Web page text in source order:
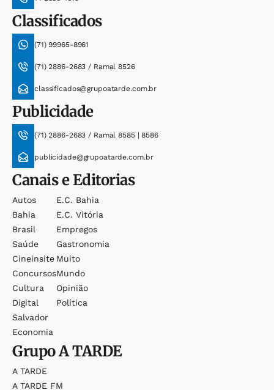
Classificados
(71) 99965-8961
(71) 2886-2683 / Ramal 8526
classificados@grupoatarde.com.br
Publicidade
(71) 2886-2683 / Ramal 8585 | 8586
publicidade@grupoatarde.com.br
Canais e Editorias
Autos
Bahia
Brasil
Saúde
Cineinsite
Concursos
Cultura
Digital
Salvador
Economia
E.c. Bahia
E.c. Vitória
Empregos
Gastronomia
Muito
Mundo
Opinião
Política
GrupoA TARDE
A TARDE
A TARDE FM